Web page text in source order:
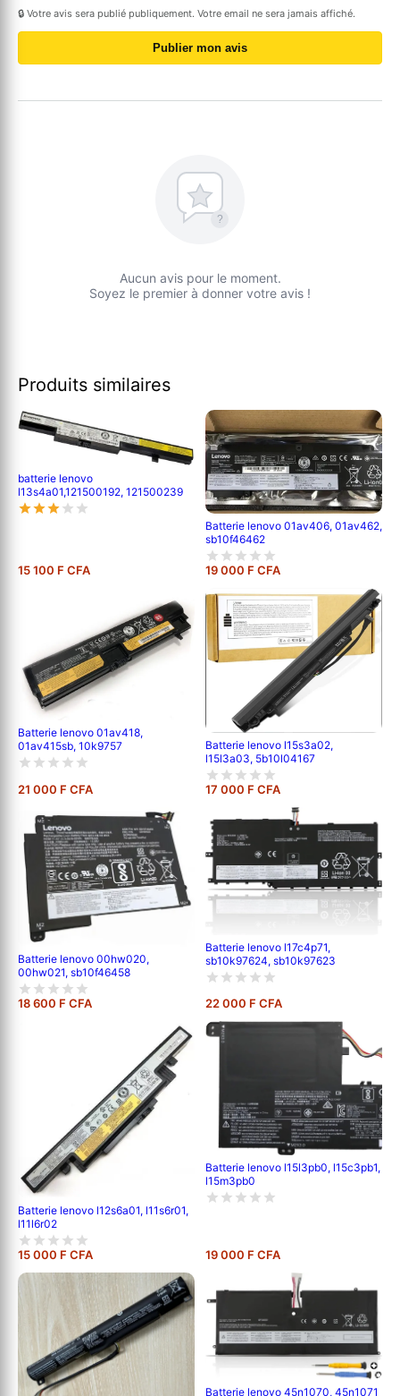
🔒 Votre avis sera publié publiquement. Votre email ne sera jamais affiché.
Publier mon avis
?
Aucun avis pour le moment.
Soyez le premier à donner votre avis !
Produits similaires
batterie lenovo
l13s4a01,121500192, 121500239
15 100 F CFA
Batterie lenovo 01av406, 01av462,
sb10f46462
19 000 F CFA
Batterie lenovo 01av418,
01av415sb, 10k9757
21 000 F CFA
Batterie lenovo l15s3a02,
l15l3a03, 5b10l04167
17 000 F CFA
Batterie lenovo 00hw020,
00hw021, sb10f46458
18 600 F CFA
Batterie lenovo l17c4p71,
sb10k97624, sb10k97623
22 000 F CFA
Batterie lenovo l12s6a01, l11s6r01,
l11l6r02
15 000 F CFA
Batterie lenovo l15l3pb0, l15c3pb1,
l15m3pb0
19 000 F CFA
Batterie lenovo 45n1070, 45n1071